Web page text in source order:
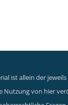
ist allein der
Nutzung von hier